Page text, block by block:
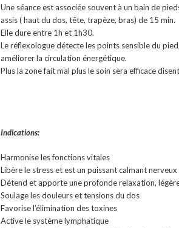
Une séance est associée souvent à un bain de
assis ( haut du dos, tête, trapèze, bras) de 15 min.
Elle dure entre 1h et 1h30.
Le réflexologue détecte les points sensible du
améliorer la circulation énergétique.
Plus la zone fait mal plus le soin sera efficace
Indications:
Harmonise les fonctions vitales
Libère le stress et est un puissant calmant nerveux
Détend et apporte une profonde relaxation,
Soulage les douleurs et tensions du dos
Favorise l’élimination des toxines
Active le système lymphatique